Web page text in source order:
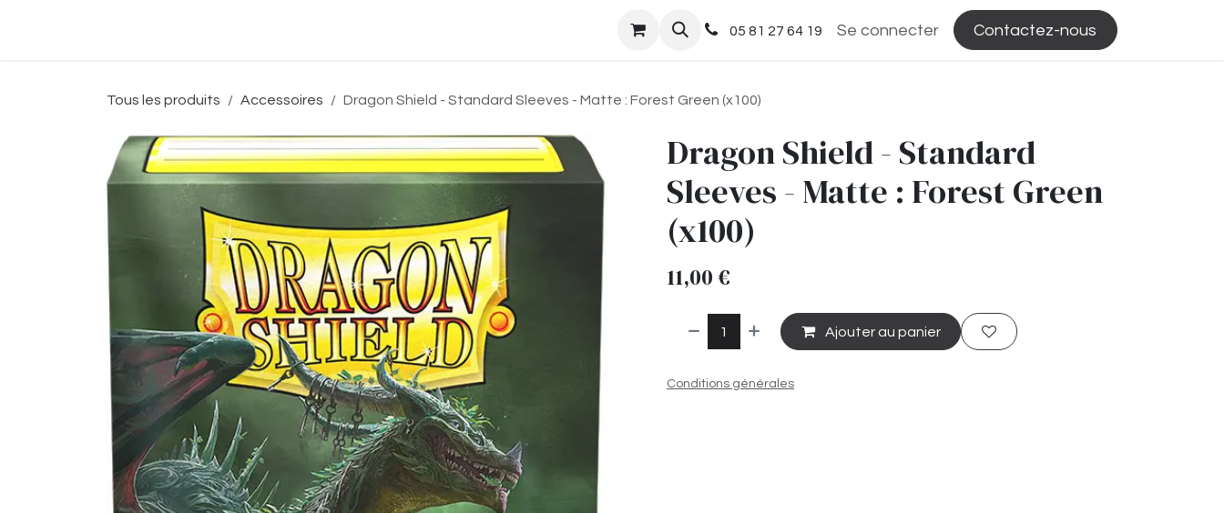
05 81 27 64 19 Se connecter Contactez-nous
Tous les produits Accessoires Dragon Shield - Standard Sleeves - Matte : Forest Green (x100)
Dragon Shield - Standard
Sleeves - Matte : Forest Green
(x100)
11,00€
Ajouter au panier
Conditions générales